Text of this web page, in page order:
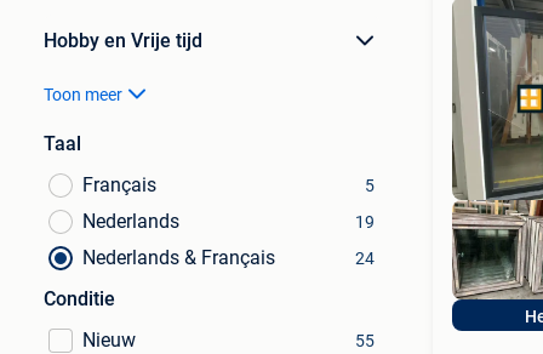
Hobby en Vrije tijd
Toon meer
Taal
Français
5
Nederlands 19
Nederlands & Français 24
Conditie
Nieuw
55